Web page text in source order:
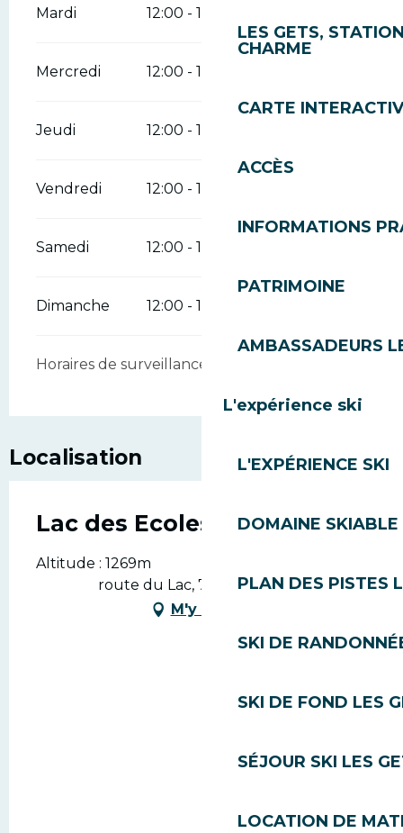
LES GETS,
CHARME
CARTE
ACCÈS
INFORMATIONS
PATRIMOINE
AMBASSADEURS
L'expérience ski
L'EXPÉRIENCE SKI
DOMAINE SKIABLE
PLAN DES PISTES
SKI DE
SKI DE FOND LES
SÉJOUR SKI LES
LOCATION DE
Mardi 12:00 - 18:30
Mercredi 12:00 - 18:30
Jeudi 12:00 - 18:30
Vendredi 12:00 - 18:30
Samedi 12:00 - 18:30
Dimanche 12:00 - 18:30
Horaires de surveillance
Localisation
Lac des Ecoles
Altitude : 1269m
route du Lac, 74260 Les Gets
M'y rendre